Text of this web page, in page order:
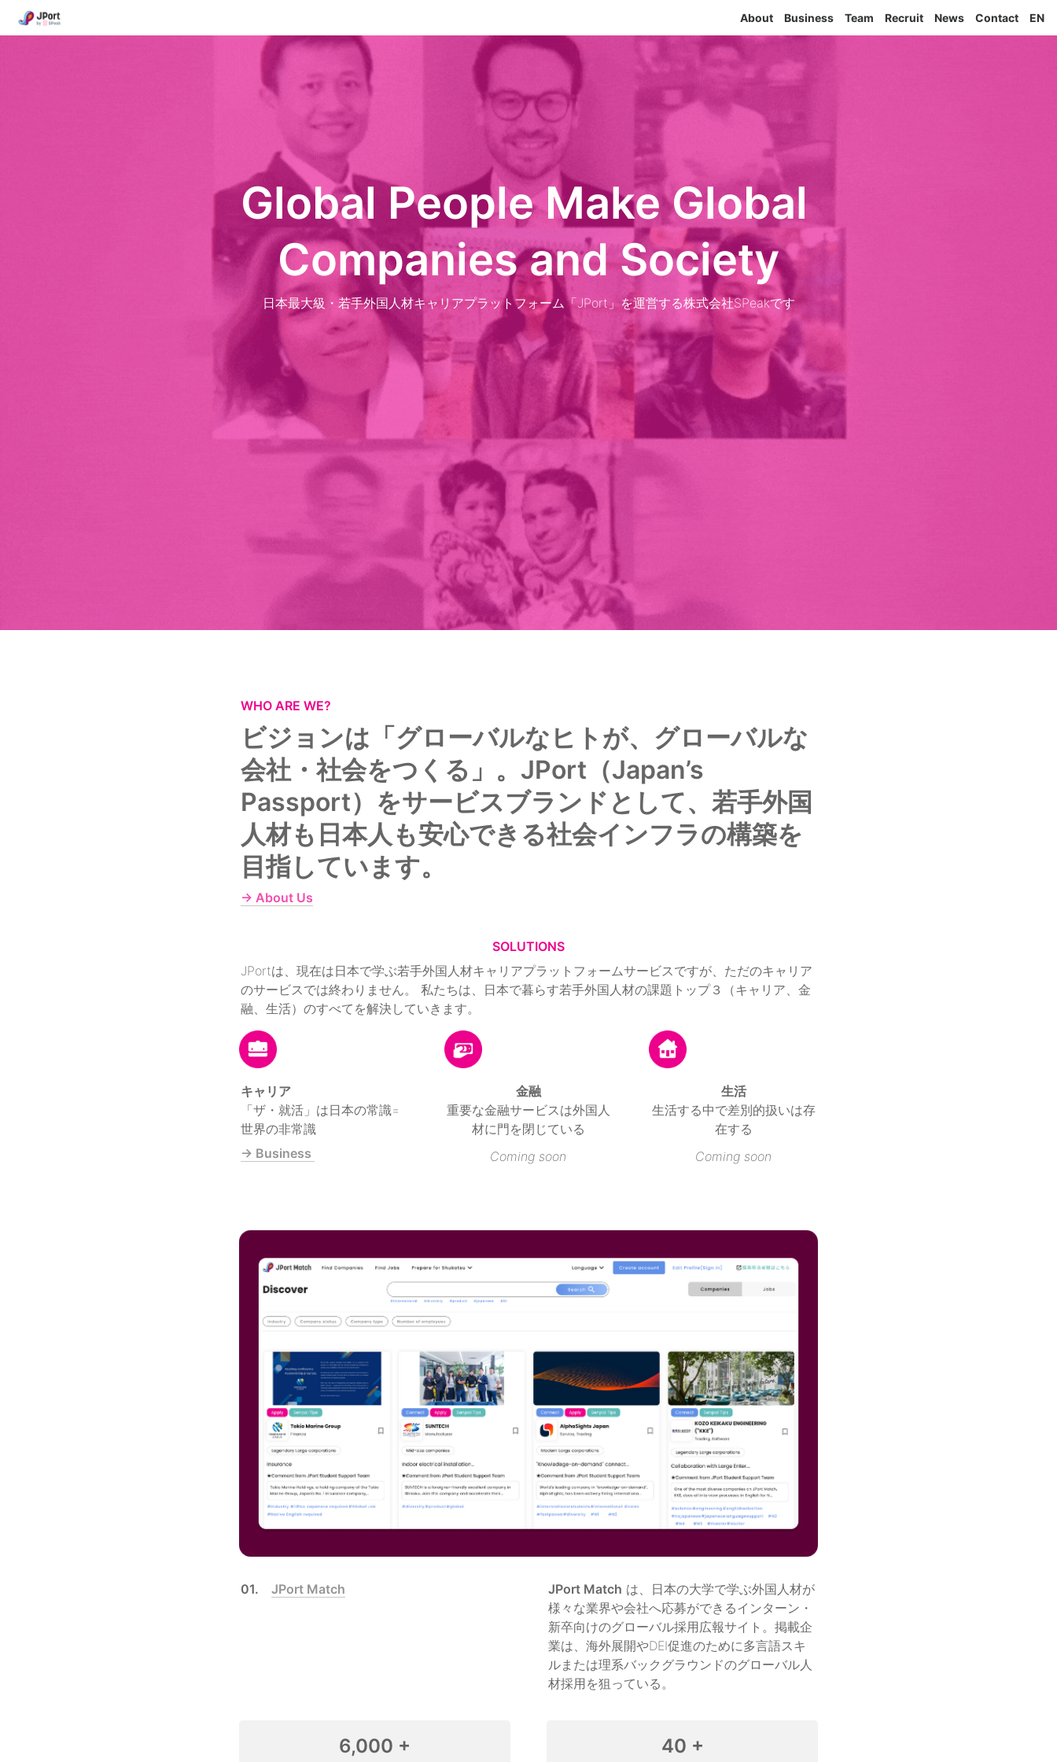
About Business Team Recruit News Contact EN
Global People Make Global
Companies and Society
日本最大級・若手外国人材キャリアプラットフォーム「JPort」を運営する株式会社SPeakです
WHO ARE WE?
ビジョンは「グローバルなヒトが、グローバルな
会社・社会をつくる」。JPort（Japan’s
Passport）をサービスブランドとして、若手外国
人材も日本人も安心できる社会インフラの構築を
目指しています。
→ About Us
SOLUTIONS
JPortは、現在は日本で学ぶ若手外国人材キャリアプラットフォームサービスですが、ただのキャリア
のサービスでは終わりません。 私たちは、日本で暮らす若手外国人材の課題トップ３（キャリア、金
融、生活）のすべてを解決していきます。
「ザ・就活」は日本の常識=
世界の非常識
→ Business
金融
重要な金融サービスは外国人
材に門を閉じている
Coming soon
生活
生活する中で差別的扱いは存
在する
Coming soon
01. JPort Match JPort Match は、日本の大学で学ぶ外国人材が
様々な業界や会社へ応募ができるインターン・
新卒向けのグローバル採用広報サイト。掲載企
業は、海外展開やDEI促進のために多言語スキ
ルまたは理系バックグラウンドのグローバル人
材採用を狙っている。
6,000 + 40 +